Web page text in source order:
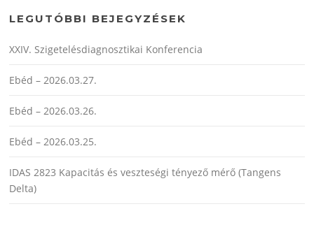
LEGUTÓBBI BEJEGYZÉSEK
XXIV. Szigetelésdiagnosztikai Konferencia
Ebéd – 2026.03.27.
Ebéd – 2026.03.26.
Ebéd – 2026.03.25.
IDAS 2823 Kapacitás és veszteségi tényező mérő (Tangens
Delta)